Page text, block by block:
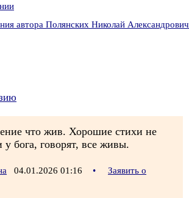
автора Полянских Николай Александрович
что жив. Хорошие стихи не
бога, говорят, все живы.
04.01.2026 01:16 •
Заявить о